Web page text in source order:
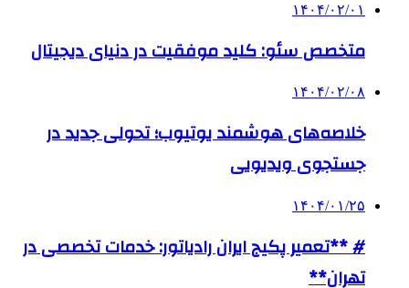
۱۴۰۴/۰۲/۰۱
متخصص سئو: کلید موفقیت در دنیای دیجیتال
۱۴۰۴/۰۲/۰۸
خلاصه‌های هوشمند یوتیوب؛ تحولی جدید در
جستجوی ویدیویی
۱۴۰۴/۰۱/۲۵
# **تعمیر پکیج ایران رادیاتور: خدمات تخصصی در
تهران**